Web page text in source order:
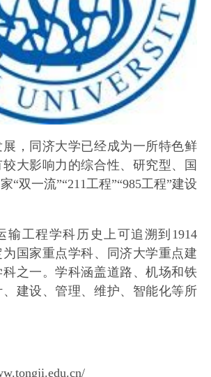
，同济大学已经成为一所特色鲜
大影响力的综合性、研究型、国
“双一流”“211工程”“985工程”建设
输工程学科历史上可追溯到1914
国家重点学科、同济大学重点建
之一。学科涵盖道路、机场和铁
建设、管理、维护、智能化等所